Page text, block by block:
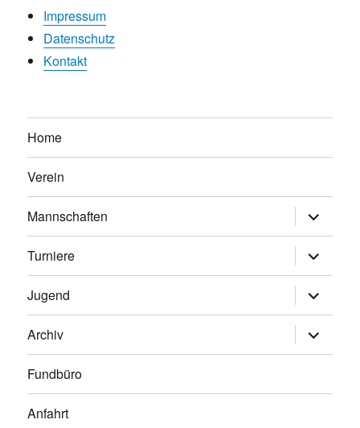
Impressum
Datenschutz
Kontakt
Home
Verein
Mannschaften
anzeigen
Turniere
anzeigen
Jugend
anzeigen
Archiv
anzeigen
Fundbüro
Anfahrt